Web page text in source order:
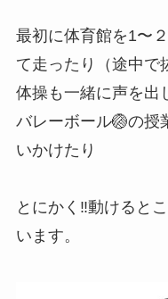
最初に体育館を1〜
て走ったり（途中で
体操も一緒に声を出
バレーボール🏐の授
いかけたり
とにかく‼️動けると
います。